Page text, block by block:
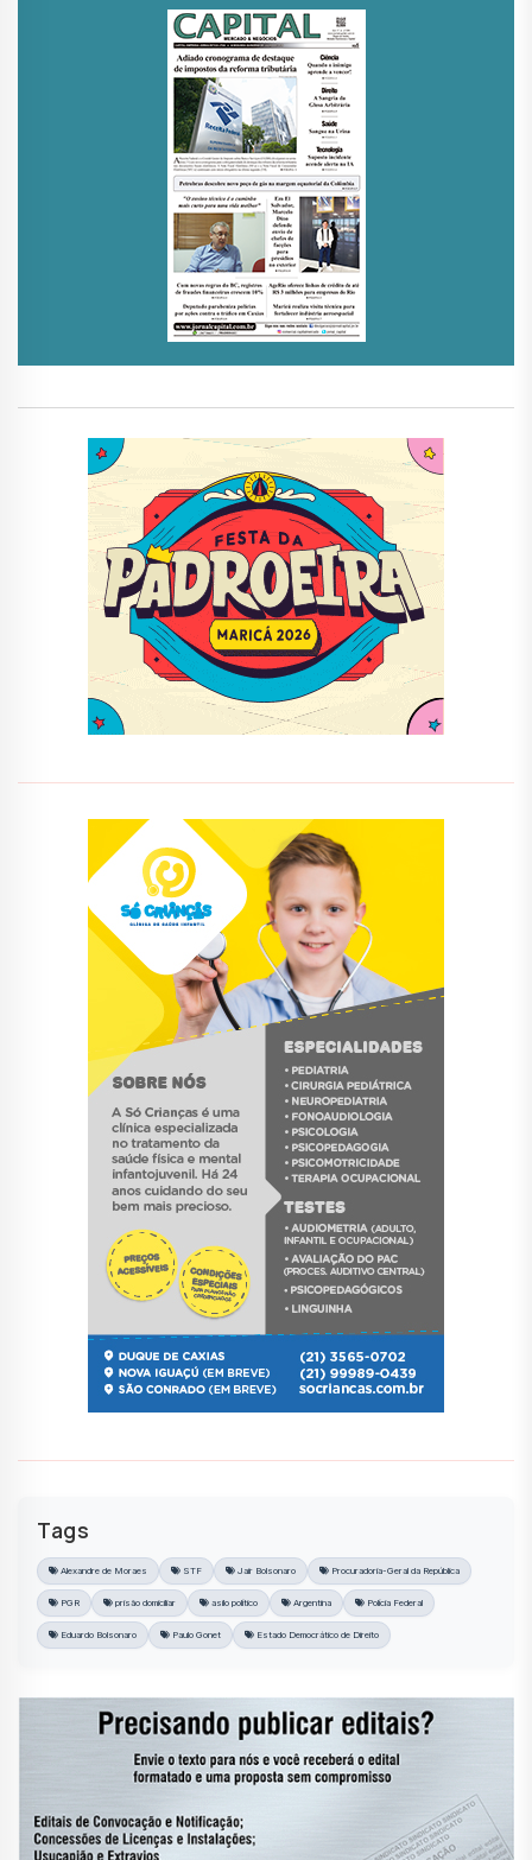
Tags
Alexandre de Moraes STF Jair Bolsonaro Procuradoria-Geral da República
PGR prisão domiciliar asilo político Argentina Polícia Federal
Eduardo Bolsonaro Paulo Gonet Estado Democrático de Direito